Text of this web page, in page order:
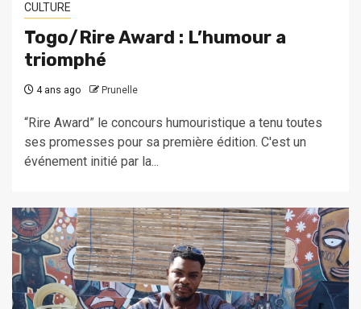
CULTURE
Togo/Rire Award : L’humour a
triomphé
4 ans ago Prunelle
“Rire Award” le concours humouristique a tenu toutes
ses promesses pour sa première édition. C'est un
événement initié par la...